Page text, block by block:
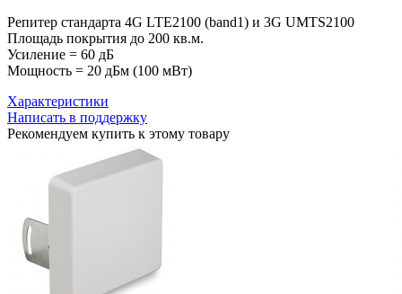
Репитер стандарта 4G LTE2100 (band1) и 3G UMTS2100
Площадь покрытия до 200 кв.м.
Усиление = 60 дБ
Мощность = 20 дБм (100 мВт)
Характеристики
Написать в поддержку
Рекомендуем купить к этому товару